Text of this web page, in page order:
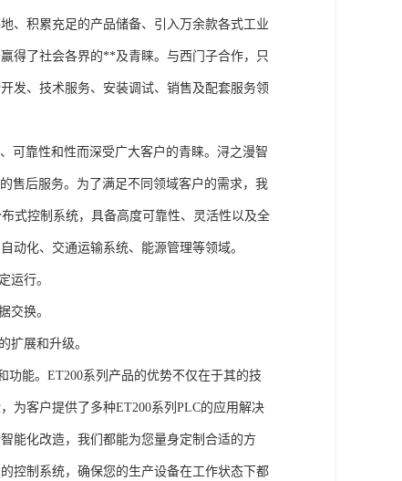
、积累充足的产品储备、引入万余款各式工业
得了社会各界的**及青睐。与西门子合作，只
发、技术服务、安装调试、销售及配套服务领
靠性和性而深受广大客户的青睐。浔之漫智
售后服务。为了满足不同领域客户的需求，我
式控制系统，具备高度可靠性、灵活性以及全
动化、交通运输系统、能源管理等领域。
运行。
交换。
扩展和升级。
功能。ET200系列产品的优势不仅在于其的技
为客户提供了多种ET200系列PLC的应用解决
能化改造，我们都能为您量身定制合适的方
控制系统，确保您的生产设备在工作状态下都